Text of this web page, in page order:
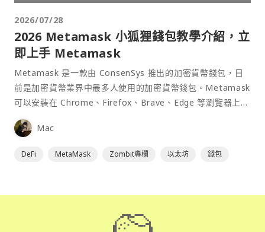
2026/07/28
2026 Metamask 小狐狸錢包教學介紹，立
即上手 Metamask
Metamask 是一款由 ConsenSys 推出的加密貨幣錢包，目
前是加密貨幣業界中最多人使用的加密貨幣錢包。Metamask
可以安裝在 Chrome、Firefox、Brave、Edge 等瀏覽器上作
為插件使用，具備許多功能且使用上非常方便。
Mac
DeFi MetaMask Zombit專欄 以太坊 錢包